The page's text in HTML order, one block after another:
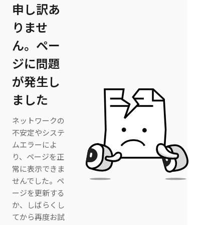
申し訳あ
りませ
ん。ペー
ジに問題
が発生し
ました
ネットワークの
不安定やシステ
ムエラーによ
り、ページを正
常に表示できま
せんでした。ペ
ージを更新する
か、しばらくし
てから再度お試